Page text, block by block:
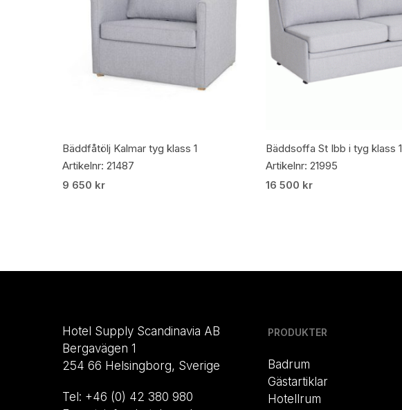
Lägg Till I Varukorg
Bäddfåtölj Kalmar tyg klass 1
Artikelnr: 21487
9 650 kr
Lägg Till I Varukorg
Bäddsoffa St Ibb i tyg klass 1
Artikelnr: 21995
16 500 kr
Hotel Supply Scandinavia AB
Bergavägen 1
254 66 Helsingborg, Sverige
Tel: +46 (0) 42 380 980
PRODUKTER
Badrum
Gästartiklar
Hotellrum